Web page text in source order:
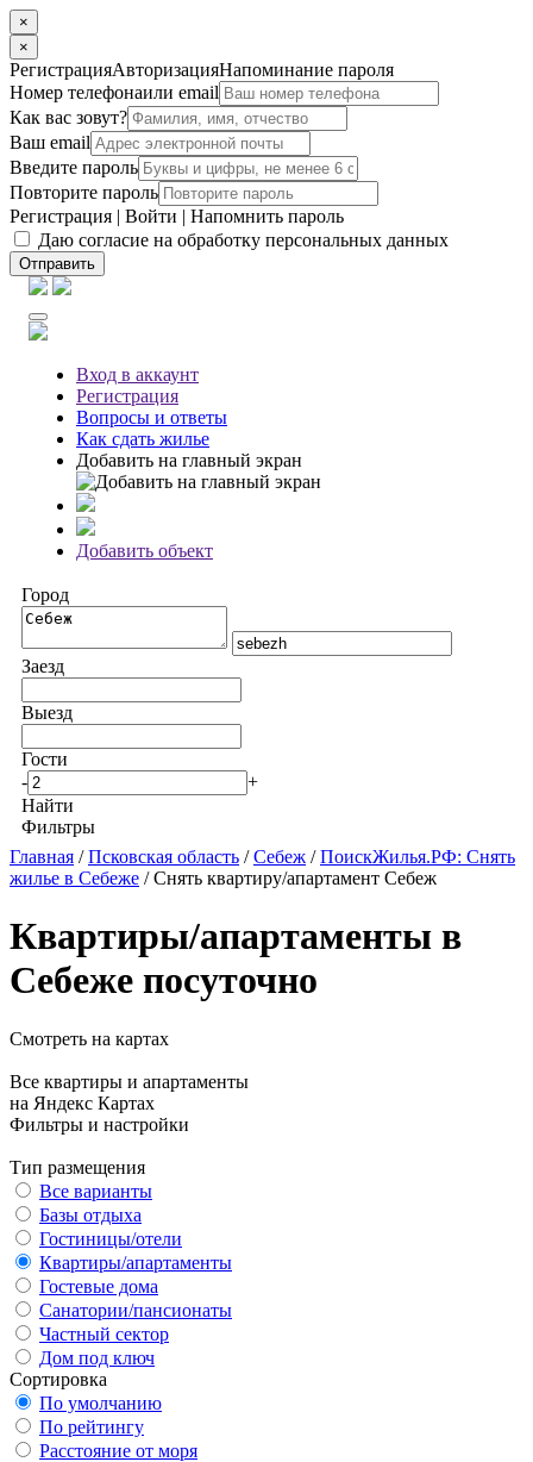
×
×
РегистрацияАвторизацияНапоминание пароля
Номер телефонаили email
Как вас зовут?
Ваш email
Введите пароль
Повторите пароль
Регистрация | Войти | Напомнить пароль
Даю согласие на обработку персональных данных
Отправить
Вход в аккаунт
Регистрация
Вопросы и ответы
Как сдать жилье
Добавить на главный экран
Добавить объект
Город
Заезд
Выезд
Гости
-
+
Найти
Фильтры
Главная /Псковская область /Себеж /ПоискЖилья.РФ: Снять
жилье в Себеже / Снять квартиру/апартамент Себеж
Квартиры/апартаменты в
Себеже посуточно
Смотреть на картах
Все квартиры и апартаменты
на Яндекс Картах
Фильтры и настройки
Тип размещения
Все варианты
Базы отдыха
Гостиницы/отели
Квартиры/апартаменты
Гостевые дома
Санатории/пансионаты
Частный сектор
Дом под ключ
Сортировка
По умолчанию
По рейтингу
Расстояние от моря